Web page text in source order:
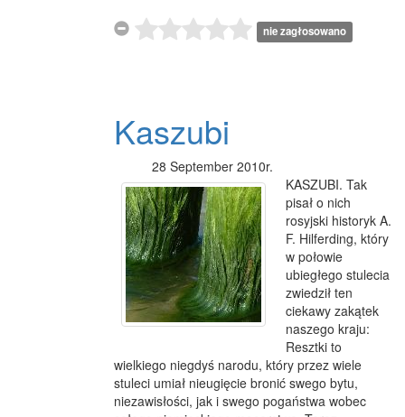
nie zagłosowano
Kaszubi
28 September 2010r.
KASZUBI. Tak
pisał o nich
rosyjski historyk A.
F. Hilferding, który
w połowie
ubiegłego stulecia
zwiedził ten
ciekawy zakątek
naszego kraju:
Resztki to
wielkiego niegdyś narodu, który przez wiele
stuleci umiał nieugięcie bronić swego bytu,
niezawisłości, jak i swego pogaństwa wobec